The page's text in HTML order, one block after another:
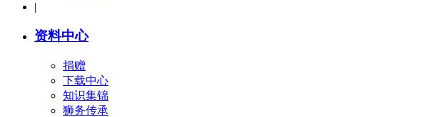
|
资料中心
捐赠
下载中心
知识集锦
狮务传承